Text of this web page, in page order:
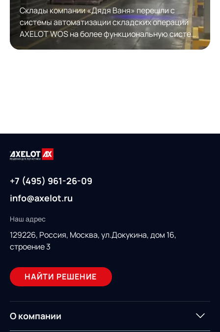
Склады компании «Дядя Ваня» перешли с
системы автоматизации складских операций
AXELOT WOS на более функциональную систему
автоматизации складской логистики AXELOT
+7 (495) 961-26-09
info@axelot.ru
Наш адрес
129226, Россия, Москва, ул.Докукина, дом 16,
строение 3
НАЙТИ РЕШЕНИЕ
О компании